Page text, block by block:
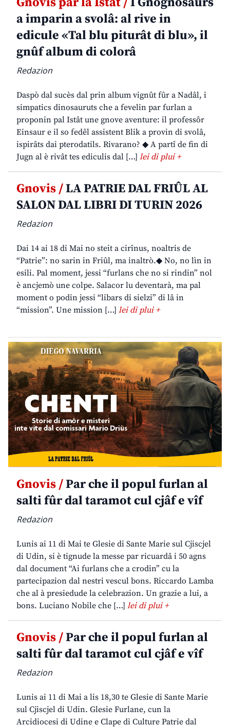
a imparin a svolâ: al rive in
edicule «Tal blu piturât di blu», il
gnûf album di colorâ
Redazion
Daspò dal sucès dal prin album vignût fûr a Nadâl, i
simpatics dinosauruts che a fevelin par furlan a
proponin pal Istât une gnove aventure: il professôr
Einsaur e il so fedêl assistent Blik a provin di svolâ,
ispirâts dai pterodatils. Rivarano? ◆ A partî de fin di
Jugn al è rivât tes ediculis dal […] lei di plui +
Gnovis /LA PATRIE DAL FRIÛL AL
SALON DAL LIBRI DI TURIN 2026
Redazion
Dai 14 ai 18 di Mai no steit a cirînus, noaltris de
“Patrie”: no sarin in Friûl, ma inaltrò.◆ No, no lìn in
esili. Pal moment, jessi “furlans che no si rindin” nol
è ancjemò une colpe. Salacor lu deventarà, ma pal
moment o podin jessi “libars di sielzi” di lâ in
“mission”. Une mission […] lei di plui +
Gnovis /Par che il popul furlan al
salti fûr dal taramot cul cjâf e vîf
Redazion
Lunis ai 11 di Mai te Glesie di Sante Marie sul Cjiscjel
di Udin, si è tignude la messe par ricuardâ i 50 agns
dal document “Ai furlans che a crodin” cu la
partecipazion dal nestri vescul bons. Riccardo Lamba
che al à presiedude la celebrazion. Un grazie a lui, a
bons. Luciano Nobile che […] lei di plui +
Gnovis /Par che il popul furlan al
salti fûr dal taramot cul cjâf e vîf
Redazion
Lunis ai 11 di Mai a lis 18,30 te Glesie di Sante Marie
sul Cjiscjel di Udin. Glesie Furlane, cun la
Arcidiocesi di Udine e Clape di Culture Patrie dal